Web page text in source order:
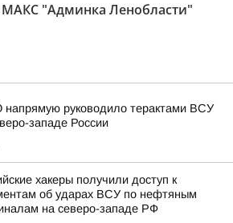
МАКС "Админка Ленобласти"
руководило терактами ВСУ
западе России
хакеры получили доступ к
об ударах ВСУ по нефтяным
на северо-западе РФ